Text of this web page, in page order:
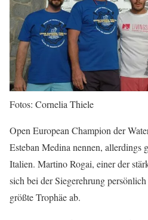
Fotos: Cornelia Thiele
Open European Champion der
Esteban Medina nennen, allerdings
Italien. Martino Rogai, einer der
sich bei der Siegerehrung
größte Trophäe ab.